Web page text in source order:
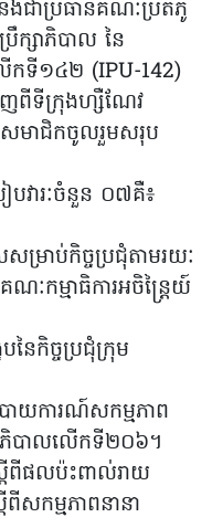
ជាប្រធានគណៈប្រតិភូ
រឹក្សាភិបាល នៃ
កទី១៤២ (IPU-142)
ញពីទីក្រុងហ្សឺណែវ
មាជិកចូលរួមសរុប
បវារៈចំនួន ០៧គឺ៖
រាប់កិច្ចប្រជុំតាមរយៈ
ៈកម្មាធិការអចិន្ត្រៃយ៍
ៃកិច្ចប្រជុំក្រុម
ាយការណ៍សកម្មភាព
ាភិបាលលើកទី២០៦។
តីពីផលប៉ះពាល់រាយ
សកម្មភាពនានា